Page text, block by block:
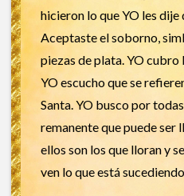
hicieron lo que YO les dije
Aceptaste el soborno,
piezas de plata. YO
YO escucho que se
Santa. YO busco por
remanente que puede ser
ellos son los que lloran y
ven lo que está